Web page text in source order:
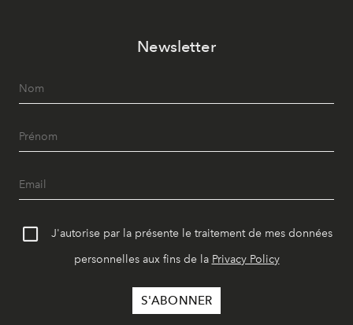
Newsletter
J'autorise par la présente le traitement de mes données
personnelles aux fins de la Privacy Policy